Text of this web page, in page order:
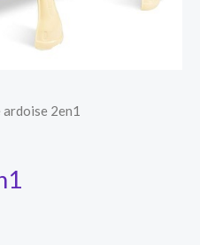
ardoise 2en1